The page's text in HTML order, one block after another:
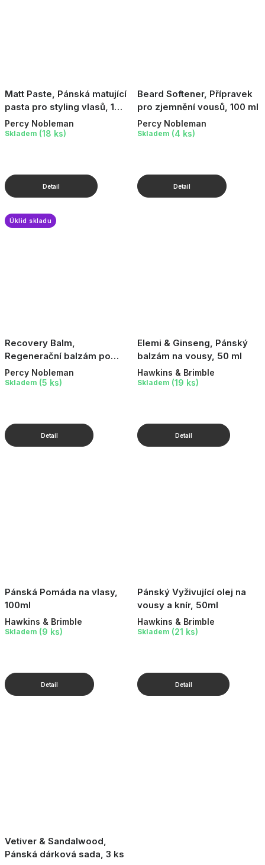
Matt Paste, Pánská matující
pasta pro styling vlasů, 100
ml
Percy Nobleman
Skladem (18 ks)
Beard Softener, Přípravek
pro zjemnění vousů, 100 ml
Percy Nobleman
Skladem (4 ks)
Recovery Balm,
Regenerační balzám po
holení, 100 ml
Úklid skladu
Percy Nobleman
Skladem (5 ks)
Elemi & Ginseng, Pánský
balzám na vousy, 50 ml
Hawkins & Brimble
Skladem (19 ks)
Pánská Pomáda na vlasy,
100ml
Hawkins & Brimble
Skladem (9 ks)
Pánský Vyživující olej na
vousy a knír, 50ml
Hawkins & Brimble
Skladem (21 ks)
Vetiver & Sandalwood,
Pánská dárková sada, 3 ks